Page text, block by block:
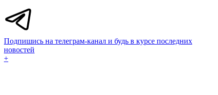
Подпишись на телеграм-канал и будь в курсе последних
новостей
+